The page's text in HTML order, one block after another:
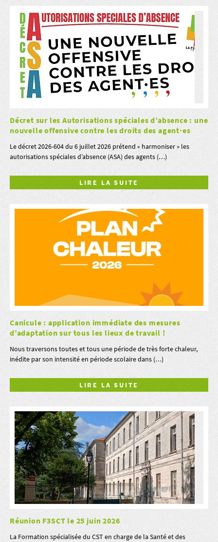
Décret sur les Autorisations spéciales d’absence : une
nouvelle offensive contre les droits des agent·es
Le décret 2026-604 du 6 juillet 2026 prétend « harmoniser » les
autorisations spéciales d’absence (ASA) des agents (…)
LIRE LA SUITE
Canicule : application immédiate des mesures
d’adaptation sur tous les lieux de travail !
Nous traversons toutes et tous une période de très forte chaleur,
inédite par son intensité en période scolaire dans (…)
LIRE LA SUITE
Réunion F3SCT le 25 juin 2026
La Formation spécialisée du CST en charge de la Santé et des